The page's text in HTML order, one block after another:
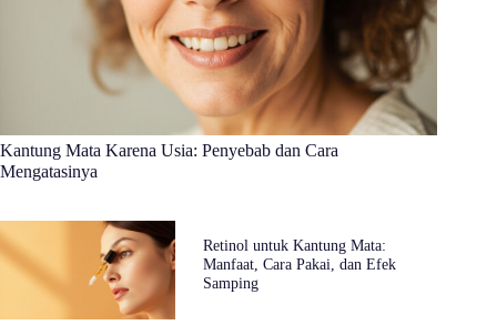
Kantung Mata Karena Usia: Penyebab dan Cara
Mengatasinya
Retinol untuk Kantung Mata:
Manfaat, Cara Pakai, dan Efek
Samping